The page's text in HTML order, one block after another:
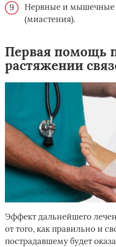
Нервные и мышечные
(миастения).
Первая помощь
растяжении
Эффект дальнейшего
от того, как правильно и
пострадавшему будет